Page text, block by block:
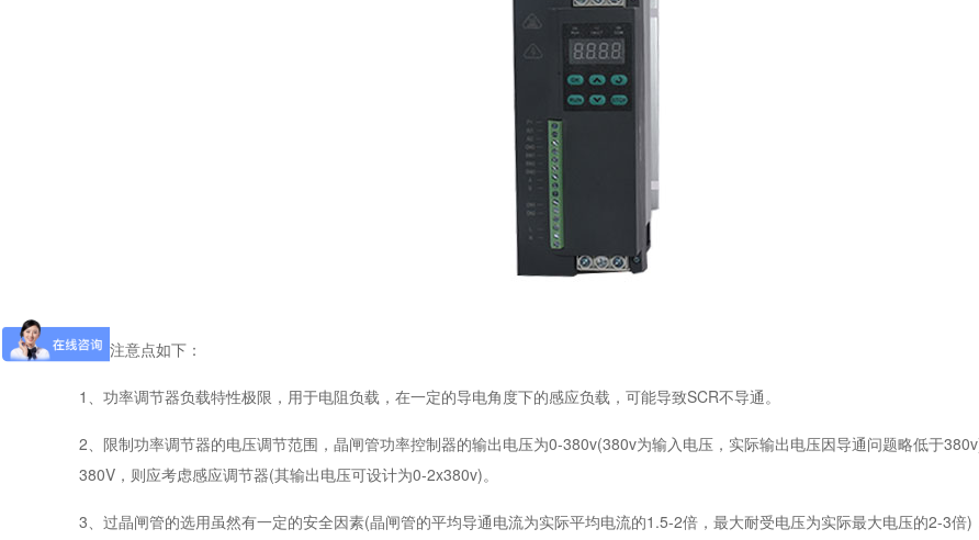
具体注意点如下：
1、功率调节器负载特性极限，用于电阻负载，在一定的导电角度下的感应负载，可能导致SCR不导通。
2、限制功率调节器的电压调节范围，晶闸管功率控制器的输出电压为0-380v(380v为输入电压，实际输出电压因导通问题略低于
380V，则应考虑感应调节器(其输出电压可设计为0-2x380v)。
3、过晶闸管的选用虽然有一定的安全因素(晶闸管的平均导通电流为实际平均电流的1.5-2倍，最大耐受电压为实际最大电压的2-3倍)